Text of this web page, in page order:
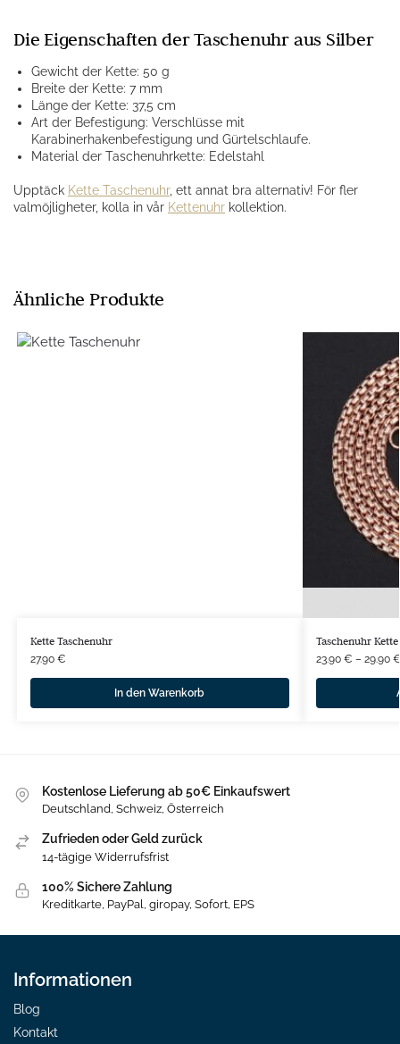
Die Eigenschaften der Taschenuhr aus Silber
Gewicht der Kette: 50 g
Breite der Kette: 7 mm
Länge der Kette: 37,5 cm
Art der Befestigung: Verschlüsse mit
Karabinerhakenbefestigung und Gürtelschlaufe.
Material der Taschenuhrkette: Edelstahl
Upptäck Kette Taschenuhr, ett annat bra alternativ! För fler
valmöjligheter, kolla in vår Kettenuhr kollektion.
Ähnliche Produkte
Kette Taschenuhr
27.90 €
In den Warenkorb
Taschenuhr
23.90 € – 29.90
Kostenlose Lieferung ab 50€ Einkaufswert
Deutschland, Schweiz, Österreich
Zufrieden oder Geld zurück
14-tägige Widerrufsfrist
100% Sichere Zahlung
Kreditkarte, PayPal, giropay, Sofort, EPS
Informationen
Blog
Kontakt